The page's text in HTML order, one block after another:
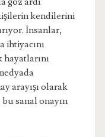
kendilerini
İnsanlar,
ihtiyacını
arayışı olarak
sanal onayın